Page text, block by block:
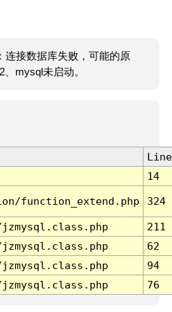
连接数据库失败，可能的原
mysql未启动。
Line
14
function_extend.php 324
211
62
94
76